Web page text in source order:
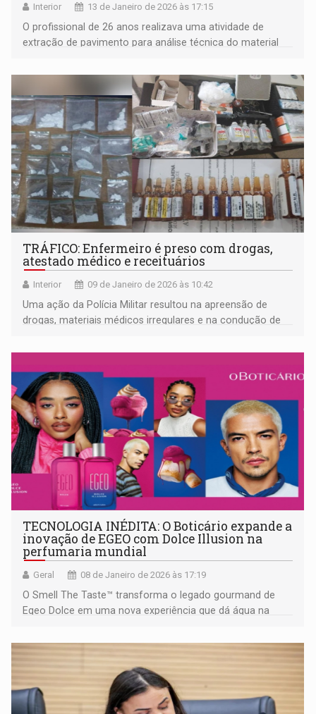
Interior 13 de Janeiro de 2026 às 17:15
O profissional de 26 anos realizava uma atividade de
extração de pavimento para análise técnica do material
TRÁFICO: Enfermeiro é preso com drogas,
atestado médico e receituários
Interior 09 de Janeiro de 2026 às 10:42
Uma ação da Polícia Militar resultou na apreensão de
drogas, materiais médicos irregulares e na condução de
bairro COHAB em Vilhena
TECNOLOGIA INÉDITA: O Boticário expande a
inovação de EGEO com Dolce Illusion na
perfumaria mundial
Geral 08 de Janeiro de 2026 às 17:19
O Smell The Taste™ transforma o legado gourmand de
Egeo Dolce em uma nova experiência que dá água na